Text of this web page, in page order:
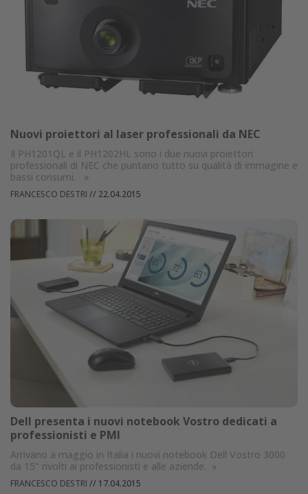
Nuovi proiettori al laser professionali da NEC
Il PH1201QL e il PH1202HL sono i due nuovi proiettori
professionali di NEC che puntano tutto su qualità di immagine e
bassi consumi.
»
FRANCESCO DESTRI // 22.04.2015
Dell presenta i nuovi notebook Vostro dedicati a
professionisti e PMI
Arrivano a maggio in Italia i nuovi notebook Dell Vostro 3000
da 15’’ rivolti ai professionisti e alle aziende. »
FRANCESCO DESTRI // 17.04.2015